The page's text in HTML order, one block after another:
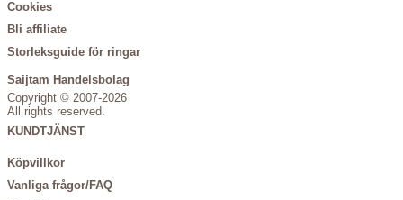
Cookies
Bli affiliate
Storleksguide för ringar
Saijtam Handelsbolag
Copyright © 2007-2026
All rights reserved.
KUNDTJÄNST
Köpvillkor
Vanliga frågor/FAQ